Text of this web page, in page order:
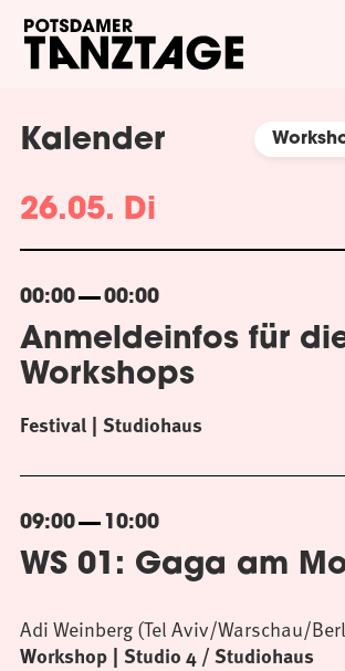
Kalender
26.05. Di
00:00 00:00
Anmeldeinfos für
Workshops
Festival Studiohaus
09:00 10:00
WS 01: Gaga am
Workshop Studio 4 / Studiohaus
Adi Weinberg (Tel Aviv/Warschau/